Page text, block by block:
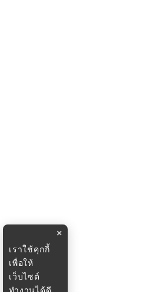
×
เราใช้คุกกี้
เพื่อให้
เว็บไซต์